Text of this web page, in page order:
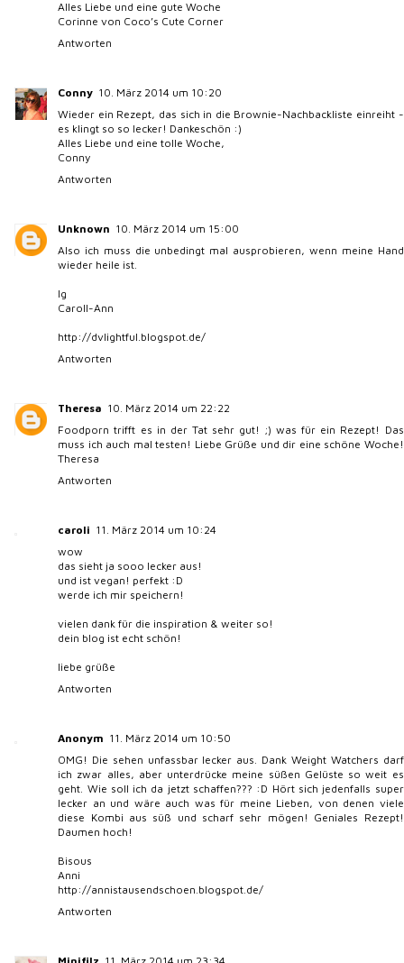
Alles Liebe und eine gute Woche
Corinne von Coco’s Cute Corner
Antworten
Conny 10. März 2014 um 10:20
Wieder ein Rezept, das sich in die Brownie-Nachbackliste einreiht -
es klingt so so lecker! Dankeschön :)
Alles Liebe und eine tolle Woche,
Conny
Antworten
Unknown 10. März 2014 um 15:00
Also ich muss die unbedingt mal ausprobieren, wenn meine Hand
wieder heile ist.
lg
Caroll-Ann
http://dvlightful.blogspot.de/
Antworten
Theresa 10. März 2014 um 22:22
Foodporn trifft es in der Tat sehr gut! ;) was für ein Rezept! Das
muss ich auch mal testen! Liebe Grüße und dir eine schöne Woche!
Theresa
Antworten
caroli 11. März 2014 um 10:24
wow
das sieht ja sooo lecker aus!
und ist vegan! perfekt :D
werde ich mir speichern!
vielen dank für die inspiration & weiter so!
dein blog ist echt schön!
liebe grüße
Antworten
Anonym 11. März 2014 um 10:50
OMG! Die sehen unfassbar lecker aus. Dank Weight Watchers darf
ich zwar alles, aber unterdrücke meine süßen Gelüste so weit es
geht. Wie soll ich da jetzt schaffen??? :D Hört sich jedenfalls super
lecker an und wäre auch was für meine Lieben, von denen viele
diese Kombi aus süß und scharf sehr mögen! Geniales Rezept!
Daumen hoch!
Bisous
Anni
http://annistausendschoen.blogspot.de/
Antworten